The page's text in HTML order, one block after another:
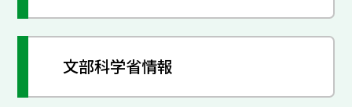
文部科学省情報